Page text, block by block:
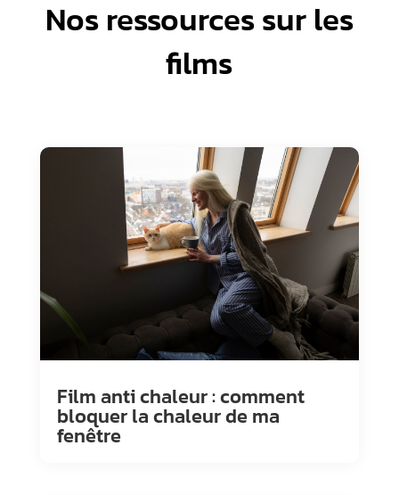
Nos ressources sur les
films
Film anti chaleur : comment
bloquer la chaleur de ma
fenêtre